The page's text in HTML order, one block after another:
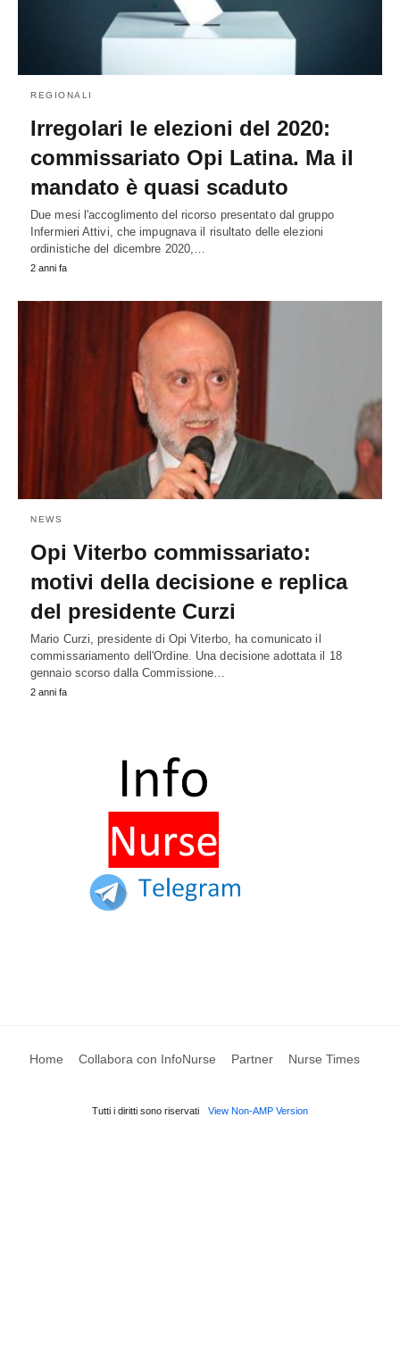
REGIONALI
Irregolari le elezioni del 2020:
commissariato Opi Latina. Ma il
mandato è quasi scaduto
Due mesi l'accoglimento del ricorso presentato dal gruppo
Infermieri Attivi, che impugnava il risultato delle elezioni
ordinistiche del dicembre 2020,…
2 anni fa
NEWS
Opi Viterbo commissariato:
motivi della decisione e replica
del presidente Curzi
Mario Curzi, presidente di Opi Viterbo, ha comunicato il
commissariamento dell'Ordine. Una decisione adottata il 18
gennaio scorso dalla Commissione…
2 anni fa
Home Collabora con InfoNurse Partner Nurse Times
Tutti i diritti sono riservati View Non-AMP Version